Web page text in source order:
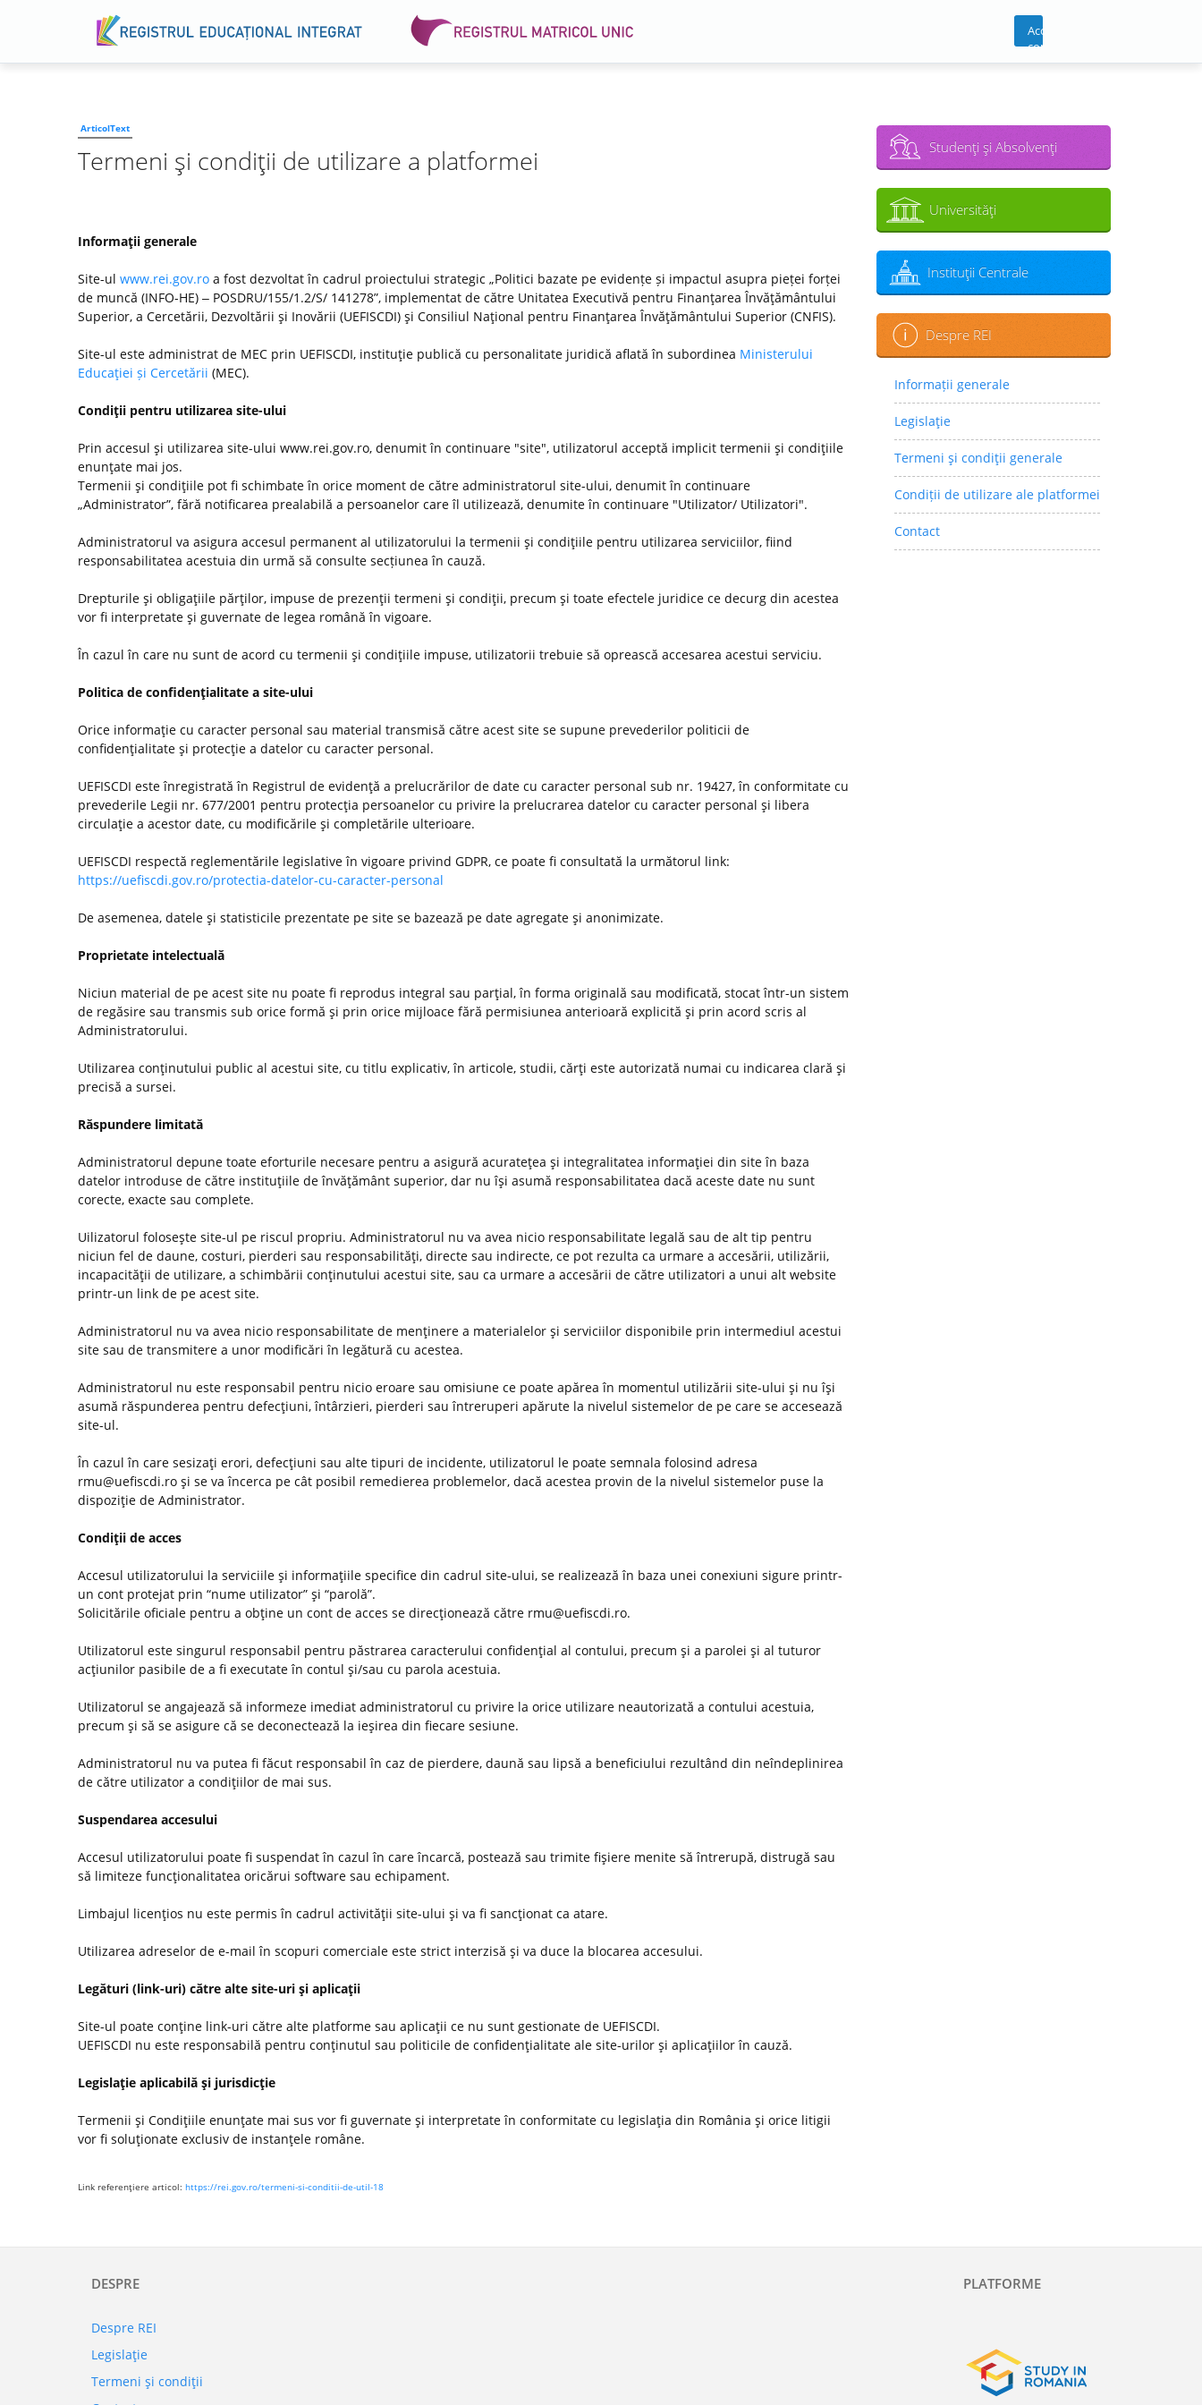
Acces
cont
ArticolText
Termeni şi condiţii de utilizare a platformei
Informaţii generale
Site-ul www.rei.gov.ro a fost dezvoltat în cadrul proiectului strategic „Politici bazate pe evidențe și impactul asupra pieței forței
de muncă (INFO-HE) ‒ POSDRU/155/1.2/S/ 141278”, implementat de către Unitatea Executivă pentru Finanţarea Învăţământului
Superior, a Cercetării, Dezvoltării şi Inovării (UEFISCDI) şi Consiliul Naţional pentru Finanţarea Învăţământului Superior (CNFIS).
Site-ul este administrat de MEC prin UEFISCDI, instituţie publică cu personalitate juridică aflată în subordinea Ministerului
Educaţiei și Cercetării (MEC).
Condiţii pentru utilizarea site-ului
Prin accesul şi utilizarea site-ului www.rei.gov.ro, denumit în continuare "site", utilizatorul acceptă implicit termenii şi condiţiile
enunţate mai jos.
Termenii şi condiţiile pot fi schimbate în orice moment de către administratorul site-ului, denumit în continuare
„Administrator”, fără notificarea prealabilă a persoanelor care îl utilizează, denumite în continuare "Utilizator/ Utilizatori".
Administratorul va asigura accesul permanent al utilizatorului la termenii şi condiţiile pentru utilizarea serviciilor, fiind
responsabilitatea acestuia din urmă să consulte secțiunea în cauză.
Drepturile şi obligaţiile părţilor, impuse de prezenţii termeni şi condiţii, precum şi toate efectele juridice ce decurg din acestea
vor fi interpretate şi guvernate de legea română în vigoare.
În cazul în care nu sunt de acord cu termenii şi condiţiile impuse, utilizatorii trebuie să oprească accesarea acestui serviciu.
Politica de confidenţialitate a site-ului
Orice informaţie cu caracter personal sau material transmisă către acest site se supune prevederilor politicii de
confidenţialitate şi protecţie a datelor cu caracter personal.
UEFISCDI este înregistrată în Registrul de evidenţă a prelucrărilor de date cu caracter personal sub nr. 19427, în conformitate cu
prevederile Legii nr. 677/2001 pentru protecţia persoanelor cu privire la prelucrarea datelor cu caracter personal şi libera
circulaţie a acestor date, cu modificările şi completările ulterioare.
UEFISCDI respectă reglementările legislative în vigoare privind GDPR, ce poate fi consultată la următorul link:
https://uefiscdi.gov.ro/protectia-datelor-cu-caracter-personal
De asemenea, datele şi statisticile prezentate pe site se bazează pe date agregate şi anonimizate.
Proprietate intelectuală
Niciun material de pe acest site nu poate fi reprodus integral sau parţial, în forma originală sau modificată, stocat într-un sistem
de regăsire sau transmis sub orice formă şi prin orice mijloace fără permisiunea anterioară explicită şi prin acord scris al
Administratorului.
Utilizarea conţinutului public al acestui site, cu titlu explicativ, în articole, studii, cărţi este autorizată numai cu indicarea clară şi
precisă a sursei.
Răspundere limitată
Administratorul depune toate eforturile necesare pentru a asigură acurateţea şi integralitatea informaţiei din site în baza
datelor introduse de către instituţiile de învăţământ superior, dar nu îşi asumă responsabilitatea dacă aceste date nu sunt
corecte, exacte sau complete.
Uilizatorul foloseşte site-ul pe riscul propriu. Administratorul nu va avea nicio responsabilitate legală sau de alt tip pentru
niciun fel de daune, costuri, pierderi sau responsabilităţi, directe sau indirecte, ce pot rezulta ca urmare a accesării, utilizării,
incapacităţii de utilizare, a schimbării conţinutului acestui site, sau ca urmare a accesării de către utilizatori a unui alt website
printr-un link de pe acest site.
Administratorul nu va avea nicio responsabilitate de menţinere a materialelor şi serviciilor disponibile prin intermediul acestui
site sau de transmitere a unor modificări în legătură cu acestea.
Administratorul nu este responsabil pentru nicio eroare sau omisiune ce poate apărea în momentul utilizării site-ului şi nu îşi
asumă răspunderea pentru defecţiuni, întârzieri, pierderi sau întreruperi apărute la nivelul sistemelor de pe care se accesează
site-ul.
În cazul în care sesizaţi erori, defecţiuni sau alte tipuri de incidente, utilizatorul le poate semnala folosind adresa
rmu@uefiscdi.ro şi se va încerca pe cât posibil remedierea problemelor, dacă acestea provin de la nivelul sistemelor puse la
dispoziţie de Administrator.
Condiţii de acces
Accesul utilizatorului la serviciile şi informaţiile specifice din cadrul site-ului, se realizează în baza unei conexiuni sigure printr-
un cont protejat prin “nume utilizator” şi “parolă”.
Solicitările oficiale pentru a obţine un cont de acces se direcţionează către rmu@uefiscdi.ro.
Utilizatorul este singurul responsabil pentru păstrarea caracterului confidenţial al contului, precum şi a parolei şi al tuturor
acţiunilor pasibile de a fi executate în contul şi/sau cu parola acestuia.
Utilizatorul se angajează să informeze imediat administratorul cu privire la orice utilizare neautorizată a contului acestuia,
precum şi să se asigure că se deconectează la ieşirea din fiecare sesiune.
Administratorul nu va putea fi făcut responsabil în caz de pierdere, daună sau lipsă a beneficiului rezultând din neîndeplinirea
de către utilizator a condiţiilor de mai sus.
Suspendarea accesului
Accesul utilizatorului poate fi suspendat în cazul în care încarcă, postează sau trimite fişiere menite să întrerupă, distrugă sau
să limiteze funcţionalitatea oricărui software sau echipament.
Limbajul licenţios nu este permis în cadrul activităţii site-ului şi va fi sancţionat ca atare.
Utilizarea adreselor de e-mail în scopuri comerciale este strict interzisă şi va duce la blocarea accesului.
Legături (link-uri) către alte site-uri şi aplicaţii
Site-ul poate conţine link-uri către alte platforme sau aplicaţii ce nu sunt gestionate de UEFISCDI.
UEFISCDI nu este responsabilă pentru conţinutul sau politicile de confidenţialitate ale site-urilor şi aplicaţiilor în cauză.
Legislaţie aplicabilă şi jurisdicţie
Termenii şi Condiţiile enunţate mai sus vor fi guvernate şi interpretate în conformitate cu legislaţia din România şi orice litigii
vor fi soluţionate exclusiv de instanţele române.
Link referenţiere articol: https://rei.gov.ro/termeni-si-conditii-de-util-18
Studenţi şi Absolvenţi
Universităţi
Instituţii Centrale
Despre REI
Informații generale
Legislaţie
Termeni şi condiţii generale
Condiții de utilizare ale platformei
Contact
DESPRE
Despre REI
Legislaţie
Termeni şi condiţii
PLATFORME